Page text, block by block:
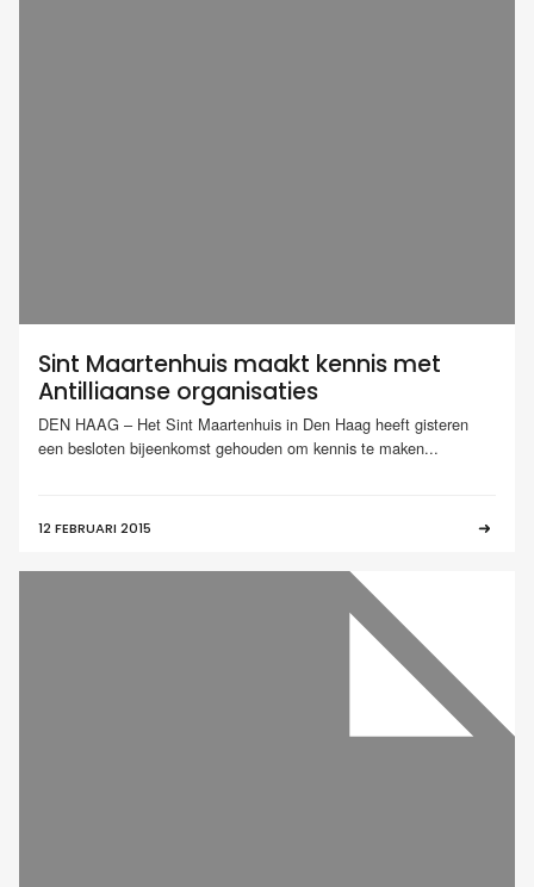
Sint Maartenhuis maakt kennis met
Antilliaanse organisaties
DEN HAAG – Het Sint Maartenhuis in Den Haag heeft gisteren
een besloten bijeenkomst gehouden om kennis te maken...
12 FEBRUARI 2015